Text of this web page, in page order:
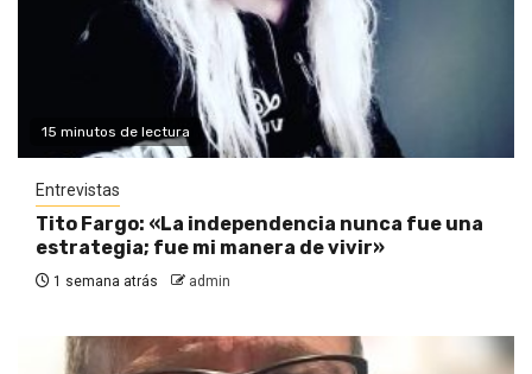
15 minutos de lectura
Entrevistas
Tito Fargo: «La independencia nunca fue una
estrategia; fue mi manera de vivir»
1 semana atrás admin